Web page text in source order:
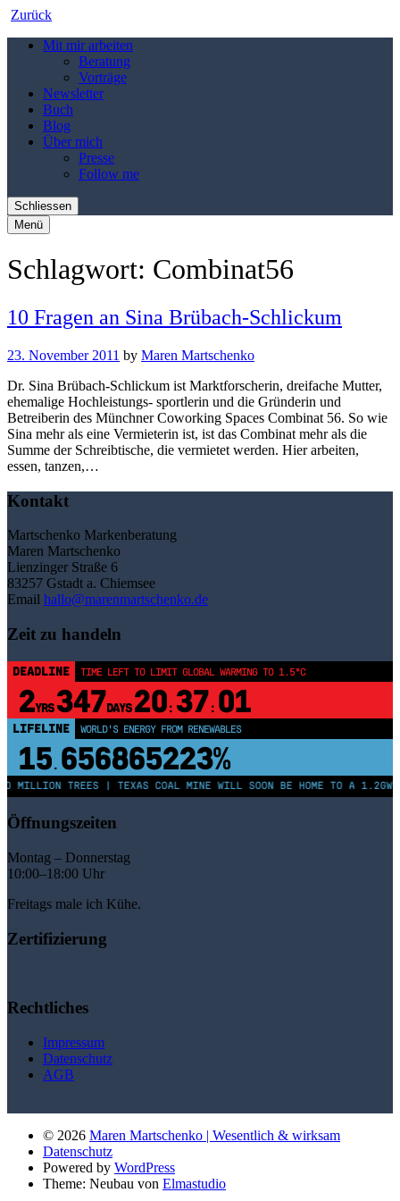
Zurück
Mit mir arbeiten
Beratung
Vorträge
Newsletter
Buch
Blog
Über mich
Presse
Follow me
Schliessen
Menü
Schlagwort: Combinat56
10 Fragen an Sina Brübach-Schlickum
23. November 2011 by Maren Martschenko
Dr. Sina Brübach-Schlickum ist Marktforscherin, dreifache Mutter,
ehemalige Hochleistungs- sportlerin und die Gründerin und
Betreiberin des Münchner Coworking Spaces Combinat 56. So wie
Sina mehr als eine Vermieterin ist, ist das Combinat mehr als die
Summe der Schreibtische, die vermietet werden. Hier arbeiten,
essen, tanzen,…
Kontakt
Martschenko Markenberatung
Maren Martschenko
Lienzinger Straße 6
83257 Gstadt a. Chiemsee
Email hallo@marenmartschenko.de
Zeit zu handeln
DEADLINE TIME LEFT TO LIMIT GLOBAL WARMING TO 1.5°C
2YRS347DAYS 20: 37: 01
LIFELINE WORLD'S ENERGY FROM RENEWABLES
15. 656865223%
MILLION TREES | TEXAS COAL MINE WILL SOON BE HOME TO A 1.2GW
Öffnungszeiten
Montag – Donnerstag
10:00–18:00 Uhr
Freitags male ich Kühe.
Zertifizierung
Rechtliches
Impressum
Datenschutz
AGB
© 2026 Maren Martschenko | Wesentlich & wirksam
Datenschutz
Powered by WordPress
Theme: Neubau von Elmastudio